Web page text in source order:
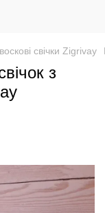
свічки Zigrivay
з